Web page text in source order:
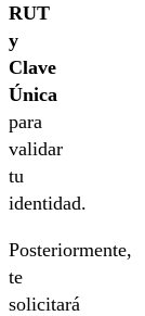
RUT
y
Clave
Única
para
validar
tu
identidad.
Posteriormente,
te
solicitará